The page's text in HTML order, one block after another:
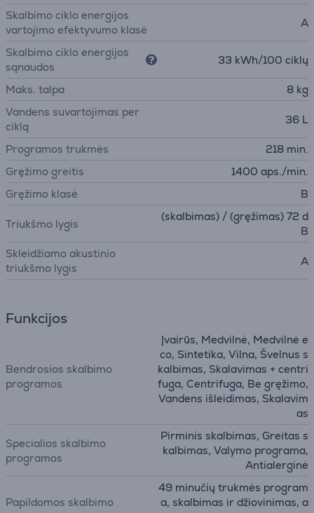
Skalbimo ciklo energijos
vartojimo efektyvumo klasė
A
Skalbimo ciklo energijos
sąnaudos
33 kWh/100 ciklų
Maks. talpa
8 kg
Vandens suvartojimas per
ciklą
36 L
Programos trukmės
218 min.
Gręžimo greitis
1400 aps./min.
Gręžimo klasė
B
Triukšmo lygis
(skalbimas) / (gręžimas) 72 d
B
Skleidžiamo akustinio
triukšmo lygis
A
Funkcijos
Bendrosios skalbimo
programos
Įvairūs, Medvilnė, Medvilnė e
co, Sintetika, Vilna, Švelnus s
kalbimas, Skalavimas + centri
fuga, Centrifuga, Be gręžimo,
Vandens išleidimas, Skalavim
as
Specialios skalbimo
programos
Pirminis skalbimas, Greitas s
kalbimas, Valymo programa,
Antialerginė
Papildomos skalbimo
49 minučių trukmės program
a, skalbimas ir džiovinimas, a